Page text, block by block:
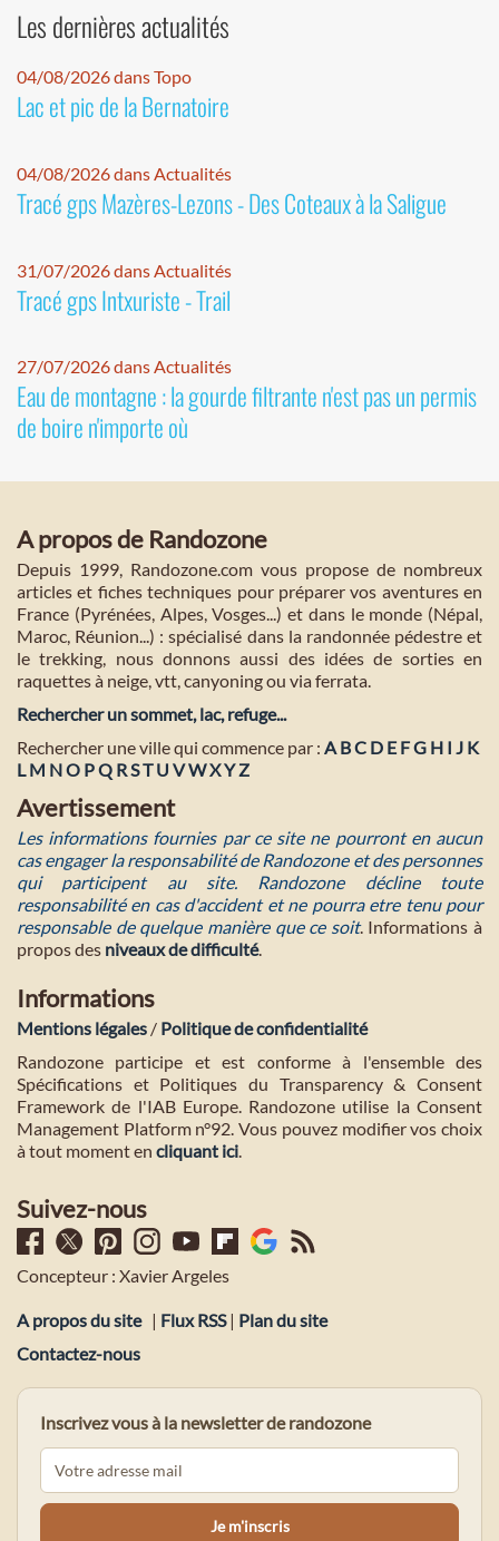
Les dernières actualités
04/08/2026 dans Topo
Lac et pic de la Bernatoire
04/08/2026 dans Actualités
Tracé gps Mazères-Lezons - Des Coteaux à la Saligue
31/07/2026 dans Actualités
Tracé gps Intxuriste - Trail
27/07/2026 dans Actualités
Eau de montagne : la gourde filtrante n'est pas un permis
de boire n'importe où
A propos de Randozone
Depuis 1999, Randozone.com vous propose de nombreux
articles et fiches techniques pour préparer vos aventures en
France (Pyrénées, Alpes, Vosges...) et dans le monde (Népal,
Maroc, Réunion...) : spécialisé dans la randonnée pédestre et
le trekking, nous donnons aussi des idées de sorties en
raquettes à neige, vtt, canyoning ou via ferrata.
Rechercher un sommet, lac, refuge...
Rechercher une ville qui commence par : A BC D E FG H I J K
L M NO PQ RST U VWXYZ
Avertissement
Les informations fournies par ce site ne pourront en aucun
cas engager la responsabilité de Randozone et des personnes
qui participent au site. Randozone décline toute
responsabilité en cas d'accident et ne pourra etre tenu pour
responsable de quelque manière que ce soit. Informations à
propos des niveaux de difficulté.
Informations
Mentions légales / Politique de confidentialité
Randozone participe et est conforme à l'ensemble des
Spécifications et Politiques du Transparency & Consent
Framework de l'IAB Europe. Randozone utilise la Consent
Management Platform n°92. Vous pouvez modifier vos choix
à tout moment en cliquant ici.
Suivez-nous
Concepteur : Xavier Argeles
A propos du site | Flux RSS| Plan du site
Contactez-nous
Inscrivez vous à la newsletter de randozone